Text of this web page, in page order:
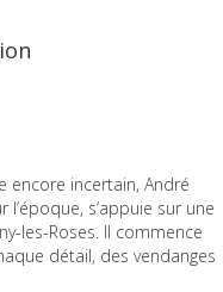
encore incertain, André
s’appuie sur une
les-Roses. Il commence
détail, des vendanges